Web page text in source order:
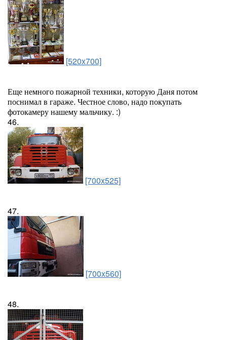
[520x700]
Еще немного пожарной техники, которую Даня потом
поснимал в гараже. Честное слово, надо покупать
фотокамеру нашему мальчику. :)
46.
[700x525]
47.
[700x560]
48.